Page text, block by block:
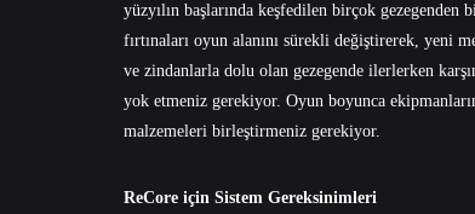
yüzyılın başlarında keşfedilen birçok
fırtınaları oyun alanını sürekli değiştirerek, yeni
ve zindanlarla dolu olan gezegende ilerlerken
yok etmeniz gerekiyor. Oyun boyunca
malzemeleri birleştirmeniz gerekiyor.
ReCore için Sistem Gereksinimleri